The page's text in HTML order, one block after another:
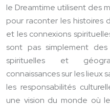
le Dreamtime utilisent des
pour raconter les histoires
et les connexions
sont pas simplement
spirituelles et
connaissances sur les lieux
les responsabilités
une vision du monde où